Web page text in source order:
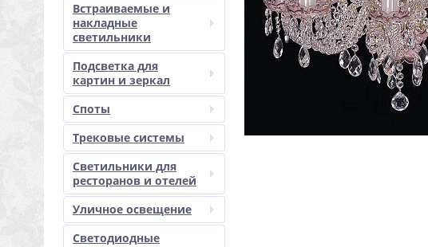
Встраиваемые и
накладные
светильники
Подсветка для
картин и зеркал
Споты
Трековые системы
Светильники для
ресторанов и отелей
Уличное освещение
Светодиодные